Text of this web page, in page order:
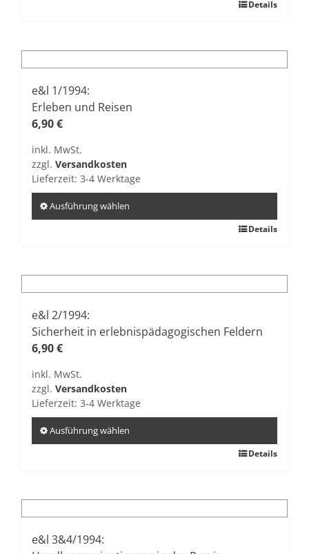
mehrere
Varianten
auf.
Die
Optionen
auf
der
gewählt
werden
Details
e&l 1/1994:
Erleben und Reisen
6,90€
inkl. MwSt.
zzgl. Versandkosten
Lieferzeit: 3-4 Werktage
Ausführung wählen
mehrere
Varianten
auf.
Die
Optionen
auf
der
gewählt
werden
Details
e&l 2/1994:
Sicherheit in erlebnispädagogischen Feldern
6,90€
inkl. MwSt.
zzgl. Versandkosten
Lieferzeit: 3-4 Werktage
Ausführung wählen
mehrere
Varianten
auf.
Details
e&l 3&4/1994: